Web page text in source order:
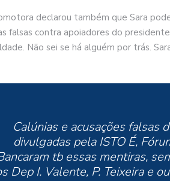
declarou também que Sara
falsas contra apoiadores do
Não sei se há alguém por trás.
Calúnias e acusações falsas
divulgadas pela ISTO É,
tb essas mentiras,
Dep I. Valente, P. Teixeira e